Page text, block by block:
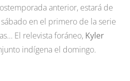
anterior, estará de
en el primero de la serie
El relevista foráneo, Kyler
indígena el domingo.